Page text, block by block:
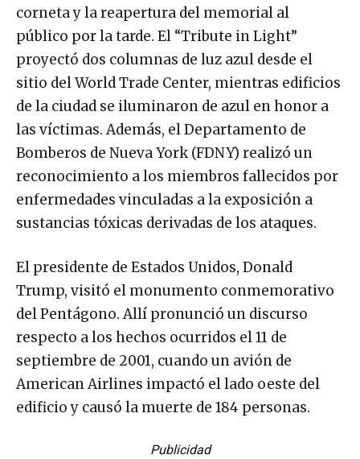
corneta y la reapertura del memorial al
público por la tarde. El “Tribute in Light”
proyectó dos columnas de luz azul desde el
sitio del World Trade Center, mientras edificios
de la ciudad se iluminaron de azul en honor a
las víctimas. Además, el Departamento de
Bomberos de Nueva York (FDNY) realizó un
reconocimiento a los miembros fallecidos por
enfermedades vinculadas a la exposición a
sustancias tóxicas derivadas de los ataques.
El presidente de Estados Unidos, Donald
Trump, visitó el monumento conmemorativo
del Pentágono. Allí pronunció un discurso
respecto a los hechos ocurridos el 11 de
septiembre de 2001, cuando un avión de
American Airlines impactó el lado oeste del
edificio y causó la muerte de 184 personas.
Publicidad